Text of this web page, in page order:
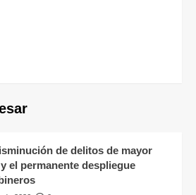
de delitos de mayor
el permanente despliegue